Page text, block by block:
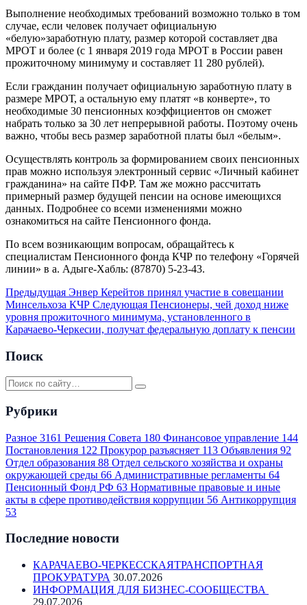
Выполнение необходимых требований возможно только в том
случае, если человек получает официальную
«белую»заработную плату, размер которой составляет два
МРОТ и более (с 1 января 2019 года МРОТ в России равен
прожиточному минимуму и составляет 11 280 рублей).
Если гражданин получает официальную заработную плату в
размере МРОТ, а остальную ему платят «в конверте», то
необходимые 30 пенсионных коэффициентов он сможет
набрать только за 30 лет непрерывной работы. Поэтому очень
важно, чтобы весь размер заработной платы был «белым».
Осуществлять контроль за формированием своих пенсионных
прав можно используя электронный сервис «Личный кабинет
гражданина» на сайте ПФР. Там же можно рассчитать
примерный размер будущей пенсии на основе имеющихся
данных. Подробнее со всеми изменениями можно
ознакомиться на сайте Пенсионного фонда.
По всем возникающим вопросам, обращайтесь к
специалистам Пенсионного фонда КЧР по телефону «Горячей
линии» в а. Адыге-Хабль: (87870) 5-23-43.
Предыдущая Энвер Керейтов принял участие в совещании
Минсельхоза КЧР Следующая Пенсионеры, чей доход ниже
уровня прожиточного минимума, установленного в
Карачаево-Черкесии, получат федеральную доплату к пенсии
Поиск
Рубрики
Разное 3161 Решения Совета 180 Финансовое управление 144
Постановления 122 Прокурор разъясняет 113 Объявления 92
Отдел образования 88 Отдел сельского хозяйства и охраны
окружающей среды 66 Административные регламенты 64
Пенсионный Фонд РФ 63 Нормативные правовые и иные
акты в сфере противодействия коррупции 56 Антикоррупция
53
Последние новости
КАРАЧАЕВО-ЧЕРКЕССКАЯТРАНСПОРТНАЯ
ПРОКУРАТУРА 30.07.2026
ИНФОРМАЦИЯ ДЛЯ БИЗНЕС-СООБЩЕСТВА
29.07.2026